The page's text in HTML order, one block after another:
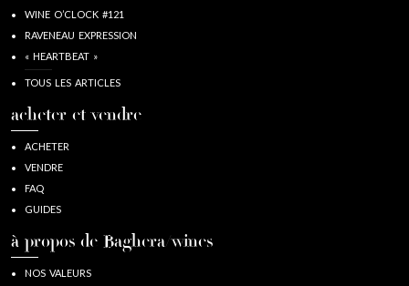
WINE O’CLOCK #121
RAVENEAU EXPRESSION
« HEARTBEAT »
TOUS LES ARTICLES
acheter et vendre
ACHETER
VENDRE
FAQ
GUIDES
à propos de Baghera/wines
NOS VALEURS